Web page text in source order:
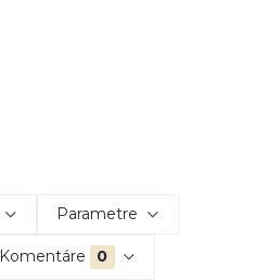
Parametre
Komentáre 0